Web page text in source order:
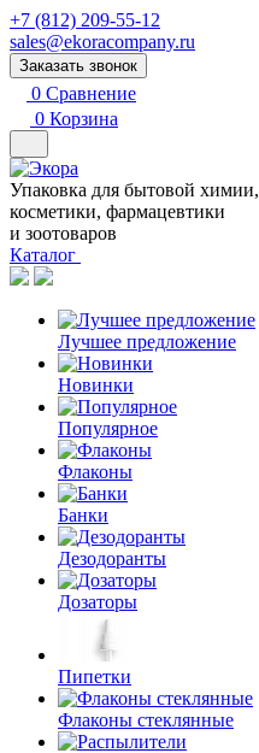
+7 (812) 209-55-12
sales@ekoracompany.ru
Заказать звонок
0 Сравнение
0 Корзина
Упаковка для бытовой химии,
косметики, фармацевтики
и зоотоваров
Каталог
Лучшее предложение
Новинки
Популярное
Флаконы
Банки
Дезодоранты
Дозаторы
Пипетки
Флаконы стеклянные